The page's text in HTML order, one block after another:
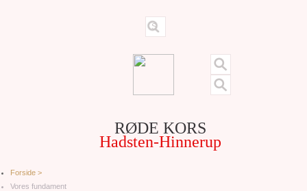
RØDE KORS
Hadsten-Hinnerup
Forside >
Vores fundament